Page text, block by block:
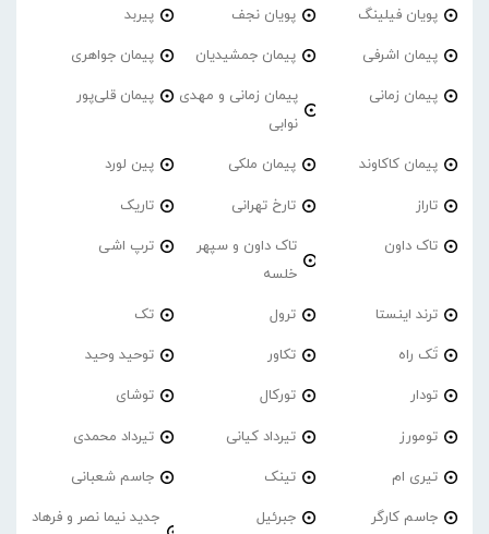
پویان فیلینگ پویان نجف پیربد
پیمان اشرفی پیمان جمشیدیان پیمان جواهری
پیمان زمانی
پیمان زمانی و مهدی
نوابی
پیمان قلی‌پور
پیمان کاکاوند پیمان ملکی پین لورد
تاراز تارخ تهرانی تاریک
تاک داون
تاک داون و سپهر
خلسه
ترپ اشی
ترند اینستا ترول تک
تَک راه تکاور توحید وحید
تودار تورکال توشای
تومورز تیرداد کیانی تیرداد محمدی
تیری ام تینک جاسم شعبانی
جاسم کارگر جبرئیل
جدید نیما نصر و فرهاد